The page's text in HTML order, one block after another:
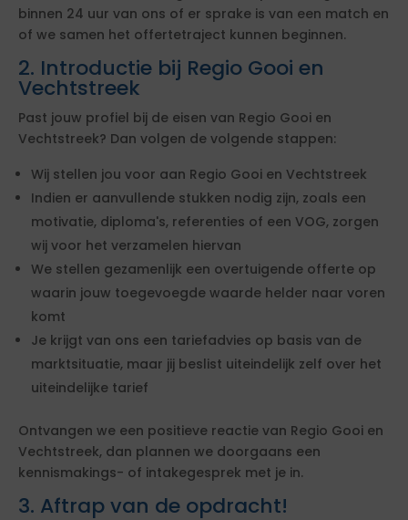
binnen 24 uur van ons of er sprake is van een match en
of we samen het offertetraject kunnen beginnen.
2. Introductie bij Regio Gooi en
Vechtstreek
Past jouw profiel bij de eisen van Regio Gooi en
Vechtstreek? Dan volgen de volgende stappen:
Wij stellen jou voor aan Regio Gooi en Vechtstreek
Indien er aanvullende stukken nodig zijn, zoals een
motivatie, diploma's, referenties of een VOG, zorgen
wij voor het verzamelen hiervan
We stellen gezamenlijk een overtuigende offerte op
waarin jouw toegevoegde waarde helder naar voren
komt
Je krijgt van ons een tariefadvies op basis van de
marktsituatie, maar jij beslist uiteindelijk zelf over het
uiteindelijke tarief
Ontvangen we een positieve reactie van Regio Gooi en
Vechtstreek, dan plannen we doorgaans een
kennismakings- of intakegesprek met je in.
3. Aftrap van de opdracht!